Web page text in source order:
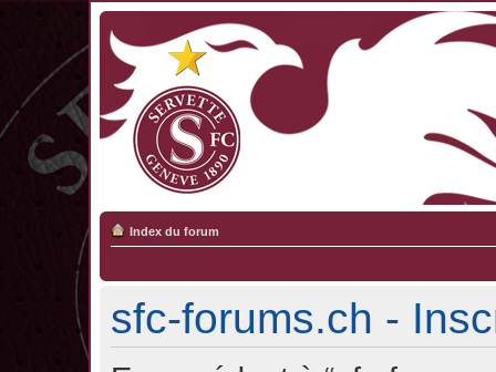
Index du forum
sfc-forums.ch -